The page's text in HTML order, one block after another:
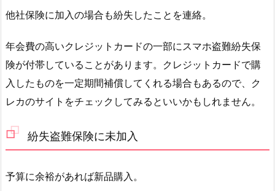
他社保険に加入の場合も紛失したことを連絡。
年会費の高いクレジットカードの一部にスマホ盗難紛失保
険が付帯していることがあります。クレジットカードで購
入したものを一定期間補償してくれる場合もあるので、ク
レカのサイトをチェックしてみるといいかもしれません。
紛失盗難保険に未加入
予算に余裕があれば新品購入。